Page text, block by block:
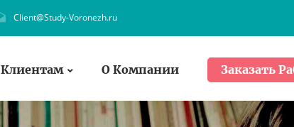
Client@Study-Voronezh.ru
Клиентам О Компании Заказать